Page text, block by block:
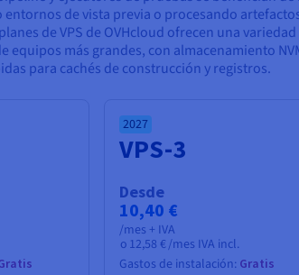
de vista previa o procesando
de VPS de OVHcloud ofrecen una
más grandes, con almacenamiento
para cachés de construcción y registros.
2027
VPS-3
Desde
10,40 €
/mes + IVA
o 12,58 €/mes IVA incl.
Gastos de instalación: Gratis